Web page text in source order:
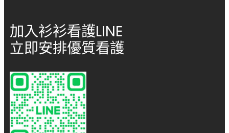
加入衫衫看護LINE
立即安排優質看護